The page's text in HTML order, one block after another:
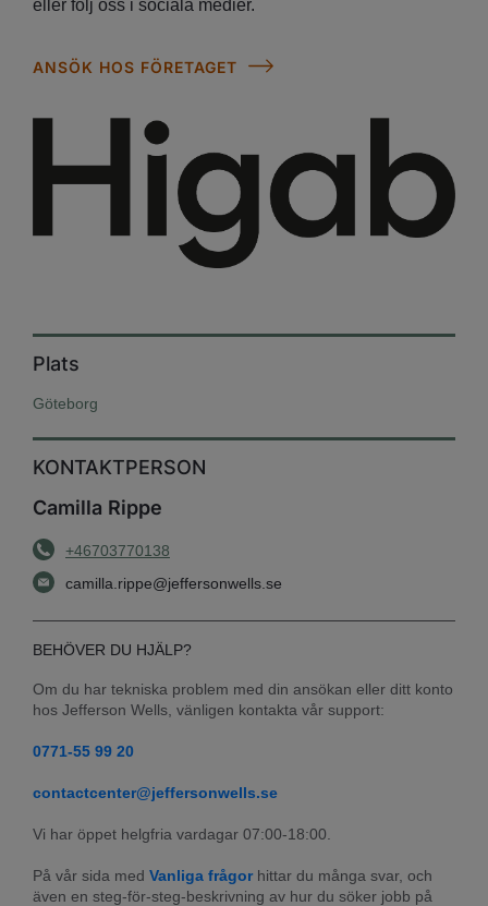
eller följ oss i sociala medier.
ANSÖK HOS FÖRETAGET
Plats
Göteborg
KONTAKTPERSON
Camilla Rippe
+46703770138
camilla.rippe@jeffersonwells.se
BEHÖVER DU HJÄLP?
Om du har tekniska problem med din ansökan eller ditt konto
hos Jefferson Wells, vänligen kontakta vår support:
0771-55 99 20
contactcenter@jeffersonwells.se
Vi har öppet helgfria vardagar 07:00-18:00.
På vår sida med Vanliga frågor hittar du många svar, och
även en steg-för-steg-beskrivning av hur du söker jobb på